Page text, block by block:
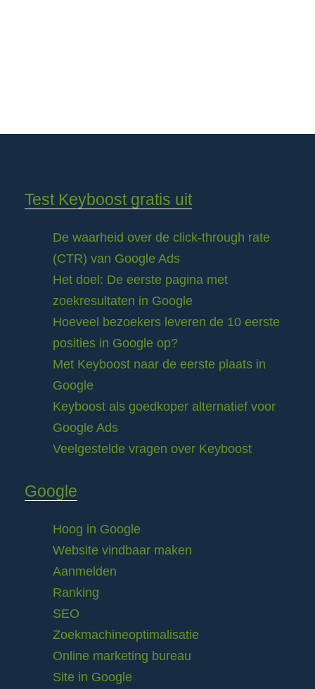
Test Keyboost gratis uit
De waarheid over de click-through rate
(CTR) van Google Ads
Het doel: De eerste pagina met
zoekresultaten in Google
Hoeveel bezoekers leveren de 10 eerste
posities in Google op?
Met Keyboost naar de eerste plaats in
Google
Keyboost als goedkoper alternatief voor
Google Ads
Veelgestelde vragen over Keyboost
Google
Hoog in Google
Website vindbaar maken
Aanmelden
Ranking
SEO
Zoekmachineoptimalisatie
Online marketing bureau
Site in Google